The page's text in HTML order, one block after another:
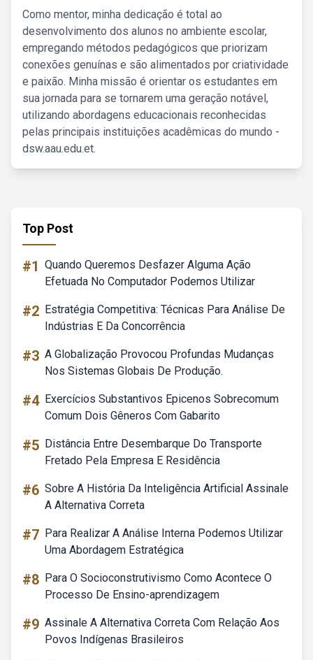
Como mentor, minha dedicação é total ao
desenvolvimento dos alunos no ambiente escolar,
empregando métodos pedagógicos que priorizam
conexões genuínas e são alimentados por criatividade
e paixão. Minha missão é orientar os estudantes em
sua jornada para se tornarem uma geração notável,
utilizando abordagens educacionais reconhecidas
pelas principais instituições acadêmicas do mundo -
dsw.aau.edu.et.
Top Post
#1 Quando Queremos Desfazer Alguma Ação
Efetuada No Computador Podemos Utilizar
#2 Estratégia Competitiva: Técnicas Para Análise De
Indústrias E Da Concorrência
#3 A Globalização Provocou Profundas Mudanças
Nos Sistemas Globais De Produção.
#4 Exercícios Substantivos Epicenos Sobrecomum
Comum Dois Gêneros Com Gabarito
#5 Distância Entre Desembarque Do Transporte
Fretado Pela Empresa E Residência
#6 Sobre A História Da Inteligência Artificial Assinale
A Alternativa Correta
#7 Para Realizar A Análise Interna Podemos Utilizar
Uma Abordagem Estratégica
#8 Para O Socioconstrutivismo Como Acontece O
Processo De Ensino-aprendizagem
#9 Assinale A Alternativa Correta Com Relação Aos
Povos Indígenas Brasileiros